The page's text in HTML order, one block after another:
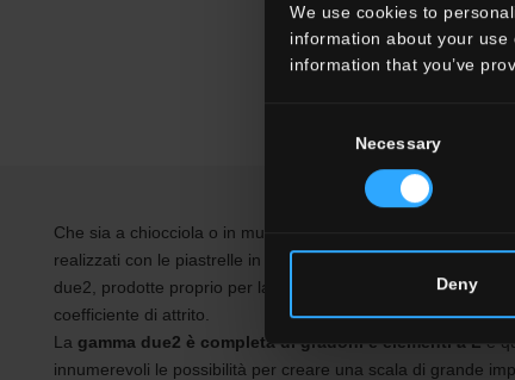
We use cookies to
information about your
information that you’ve
Necessary
Deny
Che sia a chiocciola o in muratura, i gradini delle scale
realizzati con le piastrelle in gres porcellanato da 20mm
due2, prodotte proprio per la pavimentazione esterna e
coefficiente di attrito.
La gamma due2 è completa di gradoni e elementi a Le
innumerevoli le possibilità per creare una scala di grande